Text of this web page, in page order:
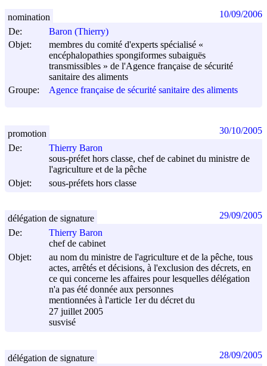
De:
Baron (Thierry)
Objet:
membres du comité d'experts spécialisé «
encéphalopathies spongiformes subaiguës
transmissibles » de l'Agence française de sécurité
sanitaire des aliments
Groupe:
Agence française de sécurité sanitaire des aliments
nomination 10/09/2006
De:
Thierry Baron
sous-préfet hors classe, chef de cabinet du ministre de
l'agriculture et de la pêche
Objet:
sous-préfets hors classe
promotion 30/10/2005
De:
Thierry Baron
chef de cabinet
Objet:
au nom du ministre de l'agriculture et de la pêche, tous
actes, arrêtés et décisions, à l'exclusion des décrets, en
ce qui concerne les affaires pour lesquelles délégation
n'a pas été donnée aux personnes
mentionnées à l'article 1er du décret du
27 juillet 2005
susvisé
délégation de signature 29/09/2005
délégation de signature 28/09/2005